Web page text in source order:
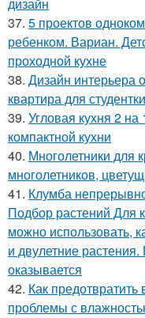
37. 5 проектов
ребенком. Вариан.
проходной кухне
38. Дизайн интерьера
квартира для студентки
39. Угловая кухня 2
компактной кухни
40. Многолетники для
многолетников,
41. Клумба
Подбор растений Для
можно использовать,
и двулетние
оказывается
42. Как предотвратить
проблемы с